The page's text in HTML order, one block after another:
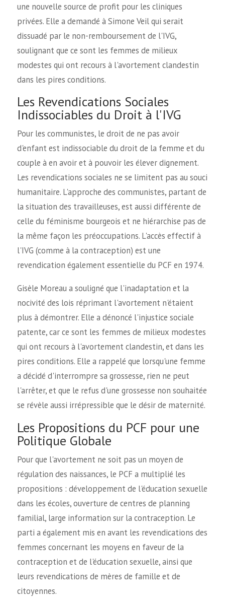
une nouvelle source de profit pour les cliniques
privées. Elle a demandé à Simone Veil qui serait
dissuadé par le non-remboursement de l'IVG,
soulignant que ce sont les femmes de milieux
modestes qui ont recours à l'avortement clandestin
dans les pires conditions.
Les Revendications Sociales
Indissociables du Droit à l'IVG
Pour les communistes, le droit de ne pas avoir
d'enfant est indissociable du droit de la femme et du
couple à en avoir et à pouvoir les élever dignement.
Les revendications sociales ne se limitent pas au souci
humanitaire. L'approche des communistes, partant de
la situation des travailleuses, est aussi différente de
celle du féminisme bourgeois et ne hiérarchise pas de
la même façon les préoccupations. L'accès effectif à
l'IVG (comme à la contraception) est une
revendication également essentielle du PCF en 1974.
Gisèle Moreau a souligné que l'inadaptation et la
nocivité des lois réprimant l'avortement n'étaient
plus à démontrer. Elle a dénoncé l'injustice sociale
patente, car ce sont les femmes de milieux modestes
qui ont recours à l'avortement clandestin, et dans les
pires conditions. Elle a rappelé que lorsqu'une femme
a décidé d'interrompre sa grossesse, rien ne peut
l'arrêter, et que le refus d'une grossesse non souhaitée
se révèle aussi irrépressible que le désir de maternité.
Les Propositions du PCF pour une
Politique Globale
Pour que l'avortement ne soit pas un moyen de
régulation des naissances, le PCF a multiplié les
propositions : développement de l'éducation sexuelle
dans les écoles, ouverture de centres de planning
familial, large information sur la contraception. Le
parti a également mis en avant les revendications des
femmes concernant les moyens en faveur de la
contraception et de l'éducation sexuelle, ainsi que
leurs revendications de mères de famille et de
citoyennes.